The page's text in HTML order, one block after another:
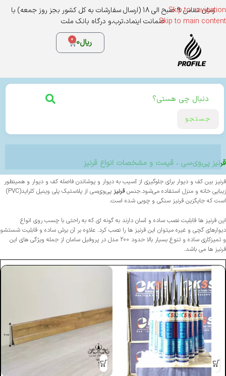
Skip to navigation
Skip to main content
زمان تماس 9 صبح الی 18 (ارسال سفارشات به کل کشور بجز روز جمعه) با
ضمانت اینماد،ترب،و درگاه بانک ملت
ریال0
0
جستجو
قرنیز پی‌وی‌سی ، قیمت و مشخصات انواع قرنیز
قرنیز بین کف و دیوار برای جلوگیری از آسیب به دیوار و پوشاندن فاصله کف و دیوار و همینطور
زیبایی خانه و منزل استفاده می‌شود.جنسقرنیز
پی‌وی‌سی از پلاستیک پلی وینیل کلراید(PVC)
است که جایگزین قرنیز سنگی و چوبی شده است.
این قرنیز ها قابلیت نصب ساده و آسان دارند به گونه ای که به راحتی با چسب روی انواع
دیوارهای گچی و غیره میتوان این قرنیز ها را نصب کرد. علاوه بر آن برش ساده و قابلیت شستشو
و تمیزکاری ساده و تنوع بسیار بالا حدود 200 مدل در پروفیل سامان از جمله ویژگی های این
قرنیز ها می باشد.